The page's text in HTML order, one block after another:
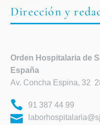
Dirección y
Orden Hospitalaria de
España
Av. Concha Espina, 32
91 387 44 99